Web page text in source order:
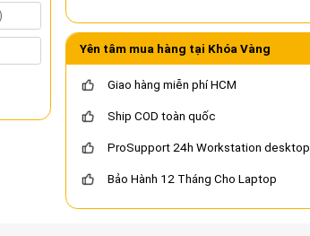
Yên tâm mua hàng tại Khóa Vàng
Giao hàng miễn phí HCM
Ship COD toàn quốc
ProSupport 24h Workstation desktop
Bảo Hành 12 Tháng Cho Laptop